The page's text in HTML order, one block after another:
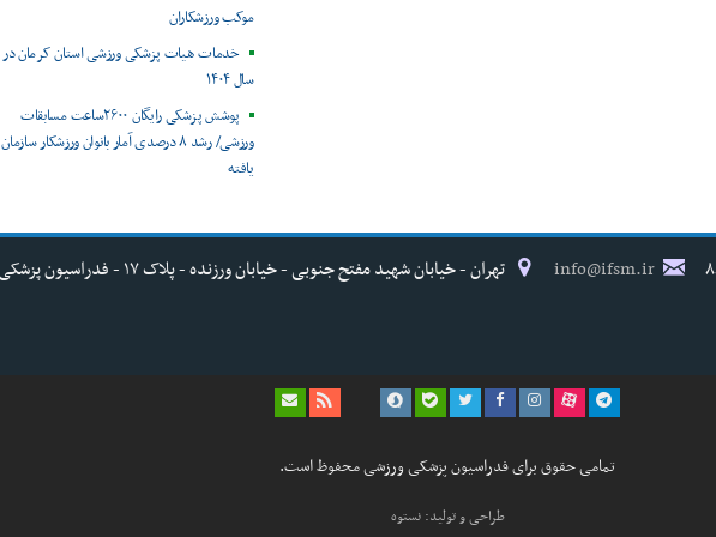
موکب ورزشکاران
خدمات هیات پزشکی ورزشی استان کرمان در
سال ۱۴۰۴
پوشش پزشکی رایگان ۲۶۰۰ساعت مسابقات
ورزشی/ رشد ۸ درصدی آمار بانوان ورزشکار سازمان
یافته
info@ifsm.ir تهران - خیابان شهید مفتح جنوبی - خیابان ورزنده - پلاک ۱۷ - فدراسیون پزشکی ورزشی
تمامی حقوق برای فدراسیون پزشکی ورزشی محفوظ است.
طراحی و تولید: نستوه